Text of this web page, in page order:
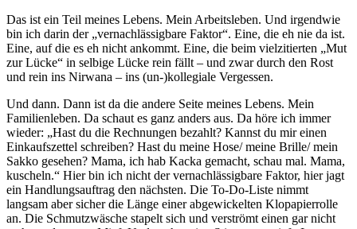
Das ist ein Teil meines Lebens. Mein Arbeitsleben. Und irgendwie
bin ich darin der „vernachlässigbare Faktor“. Eine, die eh nie da ist.
Eine, auf die es eh nicht ankommt. Eine, die beim vielzitierten „Mut
zur Lücke“ in selbige Lücke rein fällt – und zwar durch den Rost
und rein ins Nirwana – ins (un-)kollegiale Vergessen.
Und dann. Dann ist da die andere Seite meines Lebens. Mein
Familienleben. Da schaut es ganz anders aus. Da höre ich immer
wieder: „Hast du die Rechnungen bezahlt? Kannst du mir einen
Einkaufszettel schreiben? Hast du meine Hose/ meine Brille/ mein
Sakko gesehen? Mama, ich hab Kacka gemacht, schau mal. Mama,
kuscheln.“ Hier bin ich nicht der vernachlässigbare Faktor, hier jagt
ein Handlungsauftrag den nächsten. Die To-Do-Liste nimmt
langsam aber sicher die Länge einer abgewickelten Klopapierrolle
an. Die Schmutzwäsche stapelt sich und verströmt einen gar nicht